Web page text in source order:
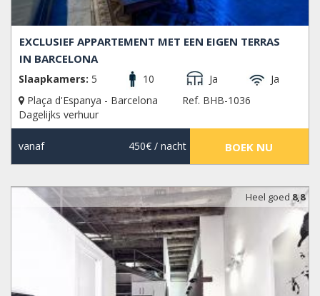
EXCLUSIEF APPARTEMENT MET EEN EIGEN TERRAS
IN BARCELONA
Slaapkamers: 5 10 Ja
Ja
Plaça d'Espanya - Barcelona
Ref. BHB-1036
Dagelijks verhuur
vanaf 450€/ nacht BOEK NU
Heel goed8,8